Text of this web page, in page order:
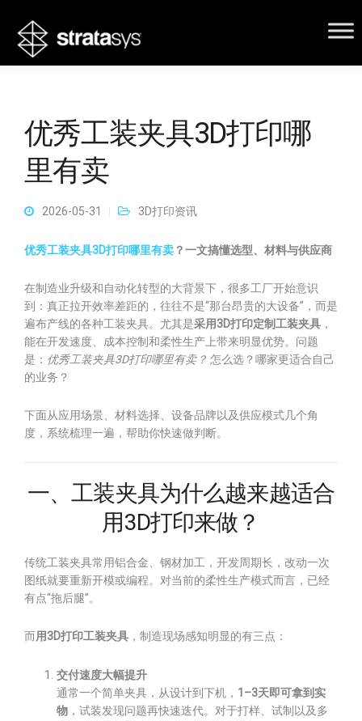
优秀工装夹具3D打印哪
里有卖
2026-05-31 3D打印资讯
优秀工装夹具3D打印哪里有卖 ？一文搞懂选型、材料与供应商
在制造业升级和自动化转型的大背景下，很多工厂开始意识
到：真正拉开效率差距的，往往不是“那台昂贵的大设备”，而是
遍布产线的各种工装夹具。尤其是采用3D打印定制工装夹具 ，
能在开发速度、成本控制和柔性生产上带来明显优势。问题
是： 优秀工装夹具3D打印哪里有卖？ 怎么选？哪家更适合自己
的业务？
下面从应用场景、材料选择、设备品牌以及供应模式几个角
度，系统梳理一遍，帮助你快速做判断。
一、工装夹具为什么越来越适合
用3D打印来做？
传统工装夹具常用铝合金、钢材加工，开发周期长，改动一次
图纸就要重新开模或编程。对当前的柔性生产模式而言，已经
有点“拖后腿”。
而用3D打印工装夹具 ，制造现场感知明显的有三点：
交付速度大幅提升
通常一个简单夹具，从设计到下机， 1–3天即可拿到实
物 ，试装发现问题再快速迭代。对于打样、试制以及多